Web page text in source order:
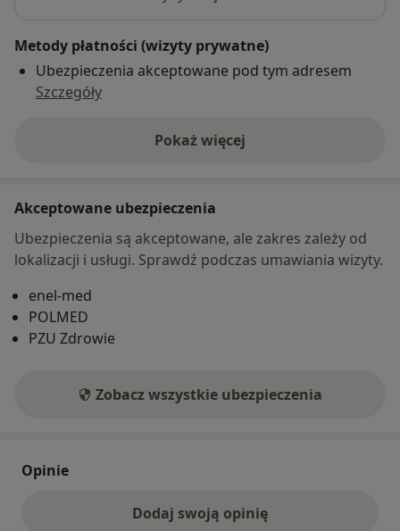
Metody płatności (wizyty prywatne)
Ubezpieczenia akceptowane pod tym adresem
Szczegóły
Pokaż więcej
o adresie
Akceptowane ubezpieczenia
Ubezpieczenia są akceptowane, ale zakres zależy od
lokalizacji i usługi. Sprawdź podczas umawiania wizyty.
enel-med
POLMED
PZU Zdrowie
Zobacz wszystkie ubezpieczenia
Opinie
Dodaj swoją opinię